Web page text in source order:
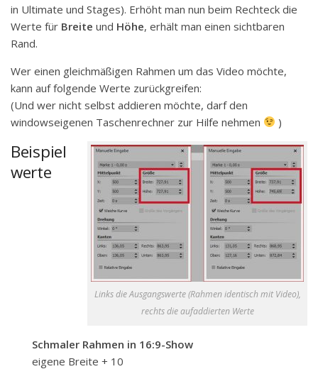
in Ultimate und Stages). Erhöht man nun beim Rechteck die
Werte für Breite und Höhe, erhält man einen sichtbaren
Rand.
Wer einen gleichmäßigen Rahmen um das Video möchte,
kann auf folgende Werte zurückgreifen:
(Und wer nicht selbst addieren möchte, darf den
windowseigenen Taschenrechner zur Hilfe nehmen
)
Links die Ausgangswerte (Rahmen identisch mit Video),
rechts die aufaddierten Werte
Beispiel
werte
Schmaler Rahmen in 16:9-Show
eigene Breite + 10